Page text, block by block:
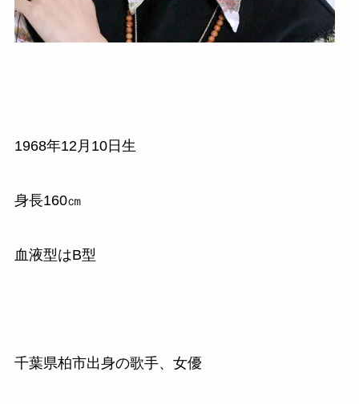
1968年12月 10日生
身長160㎝
血液型はB型
千葉県柏市出身の歌手、女優